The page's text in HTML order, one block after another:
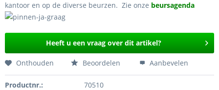
kantoor en op de diverse beurzen. Zie onze beursagenda
Heeft u een vraag over dit artikel?
Onthouden Beoordelen Aanbevelen
Productnr.: 70510